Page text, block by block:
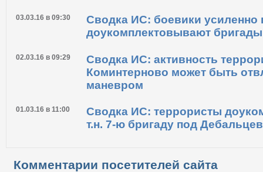
03.03.16 в 09:30
Сводка ИС: боевики усиленно
доукомплектовывают
02.03.16 в 09:29
Сводка ИС: активность
Коминтерново может быть
маневром
01.03.16 в 11:00
Сводка ИС: террористы
т.н. 7-ю бригаду под
Комментарии посетителей сайта